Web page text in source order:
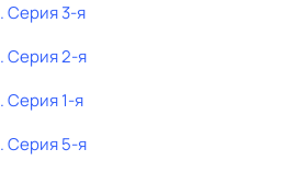
. Серия 3-я
. Серия 2-я
. Серия 1-я
. Серия 5-я